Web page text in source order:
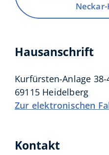
Hausanschrift
Kurfürsten-Anlage 38-
69115 Heidelberg
Zur elektronischen
Kontakt